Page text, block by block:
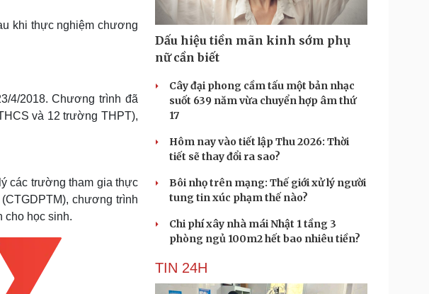
Vì cộng đồng
Chuyển đổi số
check-in
Podcast
Đọc truyện đêm khuya
Cửa sổ tình yêu
khi thực nghiệm chương
4/2018. Chương trình đã
và 12 trường THPT),
các trường tham gia thực
chương trình
cho học sinh.
Dấu hiệu tiền mãn kinh sớm phụ
nữ cần biết
Cây đại phong cầm tấu một bản nhạc
suốt 639 năm vừa chuyển hợp âm thứ
17
Hôm nay vào tiết lập Thu 2026: Thời
tiết sẽ thay đổi ra sao?
Bôi nhọ trên mạng: Thế giới xử lý người
tung tin xúc phạm thế nào?
Chi phí xây nhà mái Nhật 1 tầng 3
phòng ngủ 100m2 hết bao nhiêu tiền?
TIN 24H